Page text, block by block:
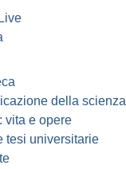
della scienza
vita e opere
tesi universitarie